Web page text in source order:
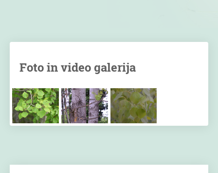
Foto in video galerija